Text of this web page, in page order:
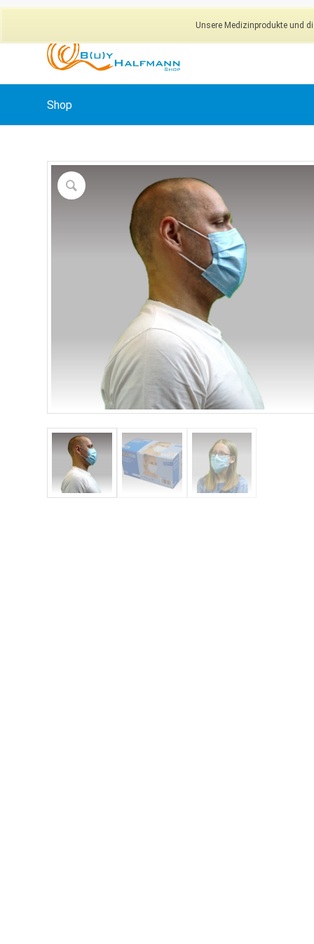
Unsere Medizinprodukte und
Shop